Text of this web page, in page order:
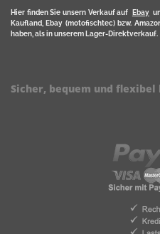
Hier finden Sie unsern Verkauf auf Ebay
Kaufland, Ebay (motofischtec) bzw.
haben, als in unserem Lager-Direktverkauf.
Sicher, bequem und flexibel